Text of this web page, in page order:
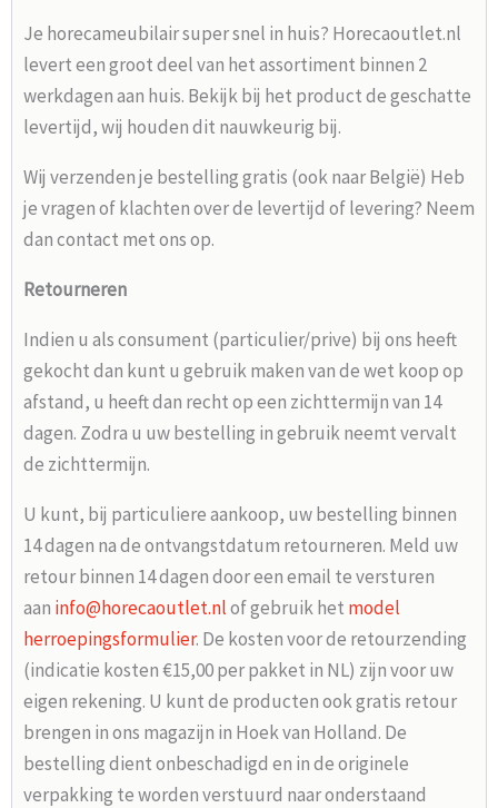
Je horecameubilair super snel in huis? Horecaoutlet.nl
levert een groot deel van het assortiment binnen 2
werkdagen aan huis. Bekijk bij het product de geschatte
levertijd, wij houden dit nauwkeurig bij.
Wij verzenden je bestelling gratis (ook naar België) Heb
je vragen of klachten over de levertijd of levering? Neem
dan contact met ons op.
Retourneren
Indien u als consument (particulier/prive) bij ons heeft
gekocht dan kunt u gebruik maken van de wet koop op
afstand, u heeft dan recht op een zichttermijn van 14
dagen. Zodra u uw bestelling in gebruik neemt vervalt
de zichttermijn.
U kunt, bij particuliere aankoop, uw bestelling binnen
14 dagen na de ontvangstdatum retourneren. Meld uw
retour binnen 14 dagen door een email te versturen
aan info@horecaoutlet.nlof gebruik het model
herroepingsformulier. De kosten voor de retourzending
(indicatie kosten €15,00 per pakket in NL) zijn voor uw
eigen rekening. U kunt de producten ook gratis retour
brengen in ons magazijn in Hoek van Holland. De
bestelling dient onbeschadigd en in de originele
verpakking te worden verstuurd naar onderstaand